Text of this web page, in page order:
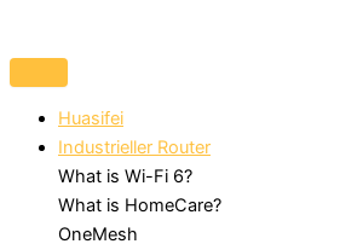
Huasifei
Industrieller Router
What is Wi-Fi 6?
What is HomeCare?
OneMesh